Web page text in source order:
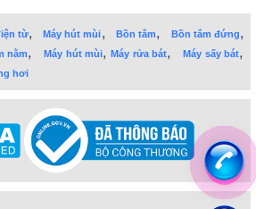
từ,Máy hút mùi, Bồn tắm, Bồn tắm đứng,
nằm,Máy hút mùi,Máy rửa bát,Máy sấy bát,
hơi